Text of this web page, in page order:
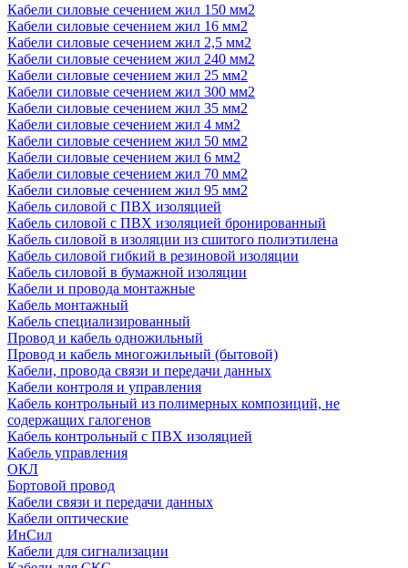
Кабели силовые сечением жил 150 мм2
Кабели силовые сечением жил 16 мм2
Кабели силовые сечением жил 2,5 мм2
Кабели силовые сечением жил 240 мм2
Кабели силовые сечением жил 25 мм2
Кабели силовые сечением жил 300 мм2
Кабели силовые сечением жил 35 мм2
Кабели силовые сечением жил 4 мм2
Кабели силовые сечением жил 50 мм2
Кабели силовые сечением жил 6 мм2
Кабели силовые сечением жил 70 мм2
Кабели силовые сечением жил 95 мм2
Кабель силовой с ПВХ изоляцией
Кабель силовой с ПВХ изоляцией бронированный
Кабель силовой в изоляции из сшитого полиэтилена
Кабель силовой гибкий в резиновой изоляции
Кабель силовой в бумажной изоляции
Кабели и провода монтажные
Кабель монтажный
Кабель специализированный
Провод и кабель одножильный
Провод и кабель многожильный (бытовой)
Кабели, провода связи и передачи данных
Кабели контроля и управления
Кабель контрольный из полимерных композиций, не
содержащих галогенов
Кабель контрольный с ПВХ изоляцией
Кабель управления
ОКЛ
Бортовой провод
Кабели связи и передачи данных
Кабели оптические
ИнСил
Кабели для сигнализации